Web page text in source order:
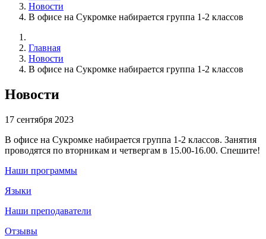
Новости
В офисе на Сукромке набирается группа 1-2 классов
Главная
Новости
В офисе на Сукромке набирается группа 1-2 классов
Новости
17 сентября 2023
В офисе на Сукромке набирается группа 1-2 классов. Занятия
проводятся по вторникам и четвергам в 15.00-16.00. Спешите!
Наши программы
Языки
Наши преподаватели
Отзывы